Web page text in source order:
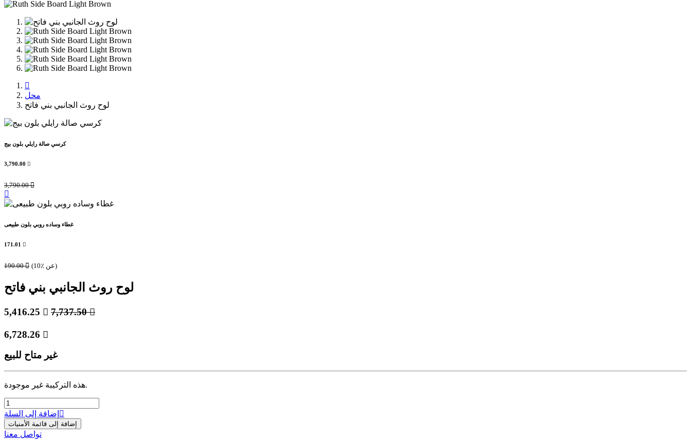
محل
لوح روث الجانبي بني فاتح
كرسي صالة رايلي بلون بيج
3,790.00 
3,790.00
غطاء وساده روبي بلون طبيعى
171.01 
190.00 (10٪ عن)
لوح روث الجانبي بني فاتح
5,416.25  7,737.50
6,728.26 
غير متاح للبيع
هذه التركيبة غير موجودة.
إضافة إلى السلة
إضافة إلى قائمة الأمنيات
تواصل معنا